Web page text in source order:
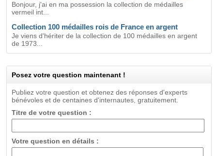
Bonjour, j'ai en ma possession la collection de médailles
vermeil int...
Collection 100 médailles rois de France en argent
Je viens d'hériter de la collection de 100 médailles en argent
de 1973...
Posez votre question maintenant !
Publiez votre question et obtenez des réponses d'experts
bénévoles et de centaines d'internautes, gratuitement.
Titre de votre question :
Votre question en détails :